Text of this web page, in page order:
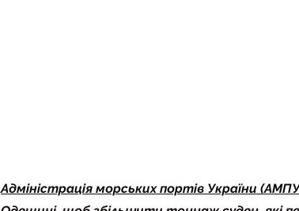
Адміністрація морських портів України